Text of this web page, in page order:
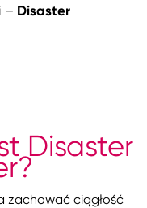
– Disaster
Disaster
zachować ciągłość